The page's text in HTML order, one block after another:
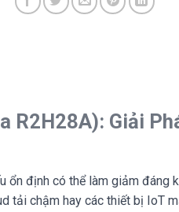
R2H28A): Giải
định có thể làm giảm đáng
chậm hay các thiết bị IoT